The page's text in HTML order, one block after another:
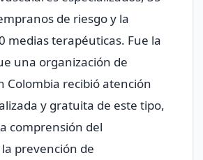
de riesgo y la
medias terapéuticas. Fue la
una organización de
Colombia recibió atención
y gratuita de este tipo,
comprensión del
prevención de